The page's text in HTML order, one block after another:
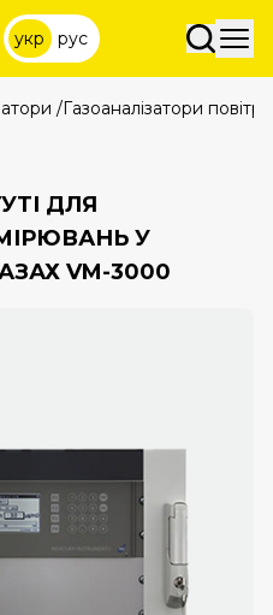
укр рус
/Газоаналізатори повітря
ДЛЯ
У
VM-3000